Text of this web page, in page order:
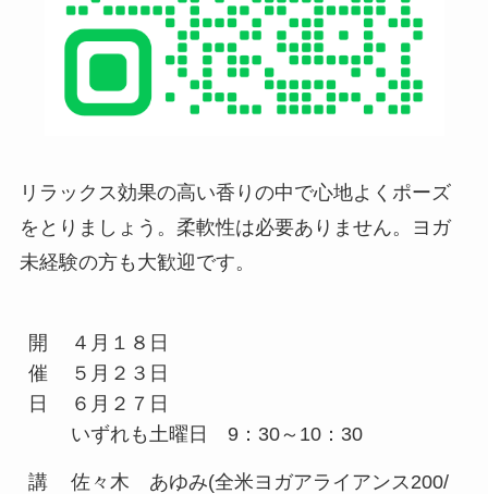
リラックス効果の高い香りの中で心地よくポーズ
をとりましょう。柔軟性は必要ありません。ヨガ
未経験の方も大歓迎です。
開
催
日
４月１８日
５月２３日
６月２７日
いずれも土曜日 9：30～10：30
講
佐々木 あゆみ(全米ヨガアライアンス200/